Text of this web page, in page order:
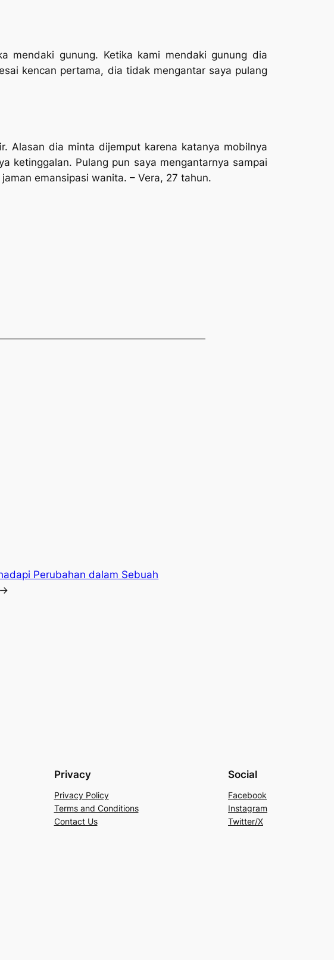
mendaki gunung. Ketika kami mendaki gunung dia
kencan pertama, dia tidak mengantar saya pulang
Alasan dia minta dijemput karena katanya mobilnya
ketinggalan. Pulang pun saya mengantarnya sampai
emansipasi wanita. – Vera, 27 tahun.
Perubahan dalam Sebuah
→
Privacy
Privacy Policy
Terms and Conditions
Contact Us
Social
Facebook
Instagram
Twitter/X